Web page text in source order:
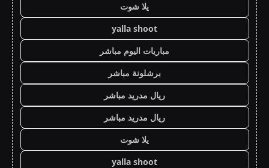
يلا شوت
yalla shoot
مباريات اليوم مباشر
برشلونة مباشر
ريال مدريد مباشر
ريال مدريد مباشر
يلا شوت
yalla shoot